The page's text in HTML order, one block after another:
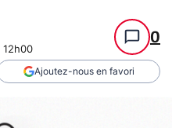
12h00
0
Ajoutez-nous en favori